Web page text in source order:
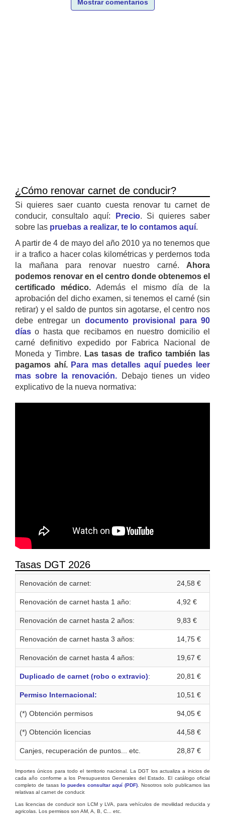
Mostrar comentarios
¿Cómo renovar carnet de conducir?
Si quieres saer cuanto cuesta renovar tu carnet de
conducir, consultalo aquí:
Precio. Si quieres saber
sobre las pruebas a realizar, te lo contamos aquí.
A partir de 4 de mayo del año 2010 ya no tenemos que
ir a trafico a hacer colas kilométricas y perdernos toda
la mañana para renovar nuestro carné. Ahora
podemos renovar en el centro donde obtenemos el
certificado médico. Además el mismo día de la
aprobación del dicho examen, si tenemos el carné (sin
retirar) y el saldo de puntos sin agotarse, el centro nos
debe entregar un documento provisional para 90
días o hasta que recibamos en nuestro domicilio el
carné definitivo expedido por Fabrica Nacional de
Moneda y Timbre. Las tasas de trafico también las
pagamos ahí. Para mas detalles aquí puedes leer
mas sobre la renovación. Debajo tienes un video
explicativo de la nueva normativa:
Tasas DGT 2026
Renovación de carnet: 24,58 €
Renovación de carnet hasta 1 año: 4,92 €
Renovación de carnet hasta 2 años: 9,83 €
Renovación de carnet hasta 3 años: 14,75 €
Renovación de carnet hasta 4 años: 19,67 €
Duplicado de carnet (robo o extravio): 20,81 €
Permiso Internacional: 10,51 €
(*) Obtención permisos 94,05 €
(*) Obtención licencias 44,58 €
Canjes, recuperación de puntos... etc. 28,87 €
Importes únicos para todo el territorio nacional. La DGT los actualiza a inicios de
cada año conforme a los Presupuestos Generales del Estado. El catálogo oficial
completo de tasas lo puedes consultar aquí (PDF) . Nosotros solo publicamos las
relativas al carnet de conducir.
Las licencias de conducir son LCM y LVA, para vehículos de movilidad reducida y
agricolas. Los permisos son AM, A, B, C... etc.